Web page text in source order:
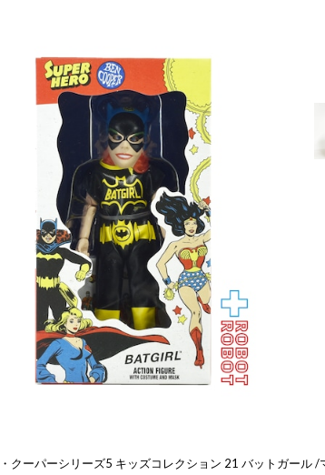
クーパーシリーズ5 キッズコレクション 21 バットガール /